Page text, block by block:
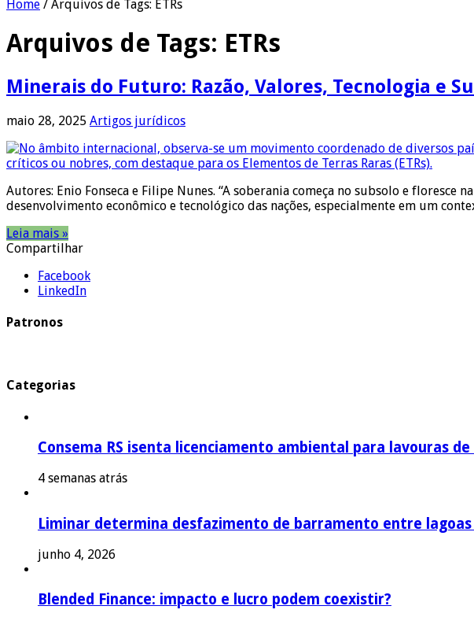
Home / Arquivos de Tags: ETRs
Arquivos de Tags: ETRs
Minerais do Futuro: Razão, Valores, Tecnologia e
maio 28, 2025 Artigos jurídicos
Autores: Enio Fonseca e Filipe Nunes. “A soberania começa no subsolo e
desenvolvimento econômico e tecnológico das nações, especialmente em um
Leia mais »
Compartilhar
Facebook
LinkedIn
Patronos
Categorias
Consema RS isenta licenciamento ambiental para lavouras
4 semanas atrás
Liminar determina desfazimento de barramento entre lagoas
junho 4, 2026
Blended Finance: impacto e lucro podem coexistir?